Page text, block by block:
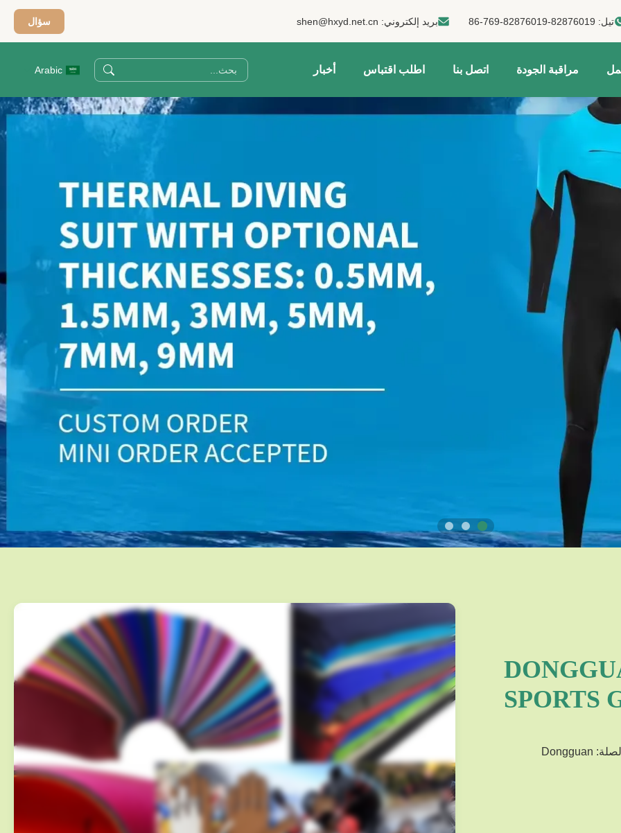
تيل: 86-769-82876019-82876019 بريد إلكتروني: shen@hxyd.net.cn سؤال
مراقبة الجودة اتصل بنا اطلب اقتباس أخبار Arabic
SPORTS
أنا محترف في تصنيع مواد السلع الرياضية مع المنتجات ذات الصلة: Dongguan